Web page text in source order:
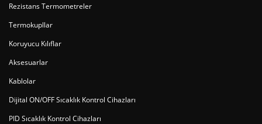
Rezistans Termometreler
Termokupllar
Koruyucu Kılıflar
Aksesuarlar
Kablolar
Dijital ON/OFF Sıcaklık Kontrol Cihazları
PID Sıcaklık Kontrol Cihazları